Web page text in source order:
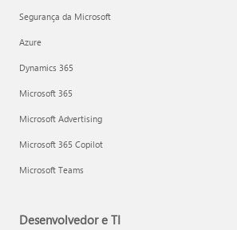
Segurança da Microsoft
Azure
Dynamics 365
Microsoft 365
Microsoft Advertising
Microsoft 365 Copilot
Microsoft Teams
Desenvolvedor e TI